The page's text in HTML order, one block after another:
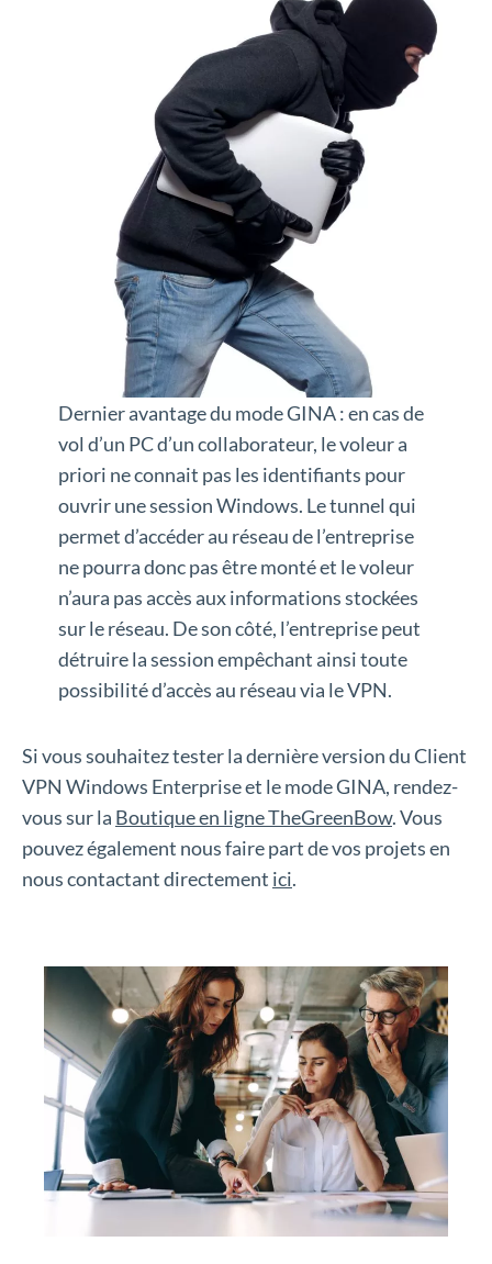
Dernier avantage du mode GINA : en cas de
vol d’un PC d’un collaborateur, le voleur a
priori ne connait pas les identifiants pour
ouvrir une session Windows. Le tunnel qui
permet d’accéder au réseau de l’entreprise
ne pourra donc pas être monté et le voleur
n’aura pas accès aux informations stockées
sur le réseau. De son côté, l’entreprise peut
détruire la session empêchant ainsi toute
possibilité d’accès au réseau via le VPN.
Si vous souhaitez tester la dernière version du Client
VPN Windows Enterprise et le mode GINA, rendez-
vous sur la Boutique en ligne TheGreenBow. Vous
pouvez également nous faire part de vos projets en
nous contactant directement ici.